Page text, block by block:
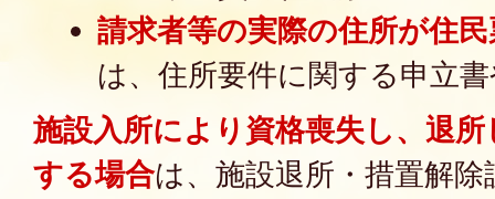
請求者等の実際の住所が住
は、住所要件に関する申立
施設入所により資格喪失し、退
する場合は、施設退所・措置解